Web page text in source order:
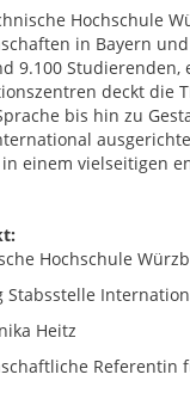
Hochschule
in Bayern
9.100 Studierenden,
deckt die
bis hin zu
einem vielseitigen
Hochschule
Stabsstelle
Heitz
Referentin